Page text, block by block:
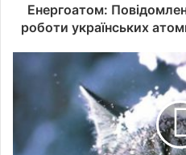
Енергоатом:
роботи українських